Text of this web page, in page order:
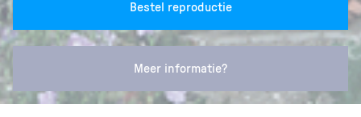
Bestel reproductie
Meer informatie?